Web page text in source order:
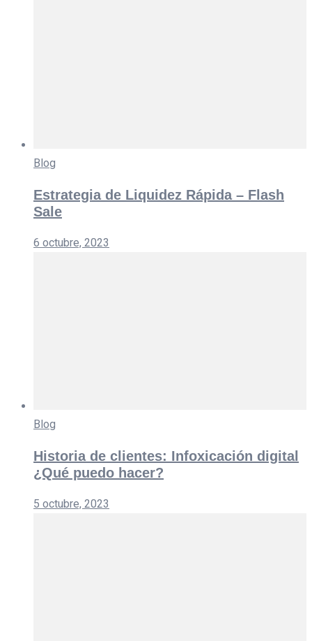
Blog
Estrategia de Liquidez Rápida – Flash
Sale
6 octubre, 2023
Blog
Historia de clientes: Infoxicación digital
¿Qué puedo hacer?
5 octubre, 2023